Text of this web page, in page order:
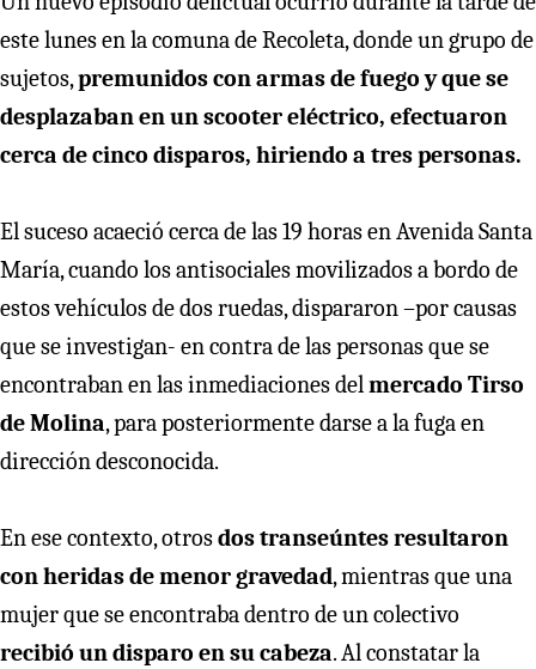
este lunes en la comuna de Recoleta, donde un grupo de
sujetos,premunidos con armas de fuego y que se
desplazaban en un scooter eléctrico, efectuaron
cerca de cinco disparos, hiriendo a tres personas.
El suceso acaeció cerca de las 19 horas en Avenida Santa
María, cuando los antisociales movilizados a bordo de
estos vehículos de dos ruedas, dispararon –por causas
que se investigan- en contra de las personas que se
encontraban en las inmediaciones delmercado Tirso
de Molina, para posteriormente darse a la fuga en
dirección desconocida.
En ese contexto, otrosdos transeúntes resultaron
con heridas de menor gravedad, mientras que una
mujer que se encontraba dentro de un colectivo
recibió un disparo en su cabeza. Al constatar la